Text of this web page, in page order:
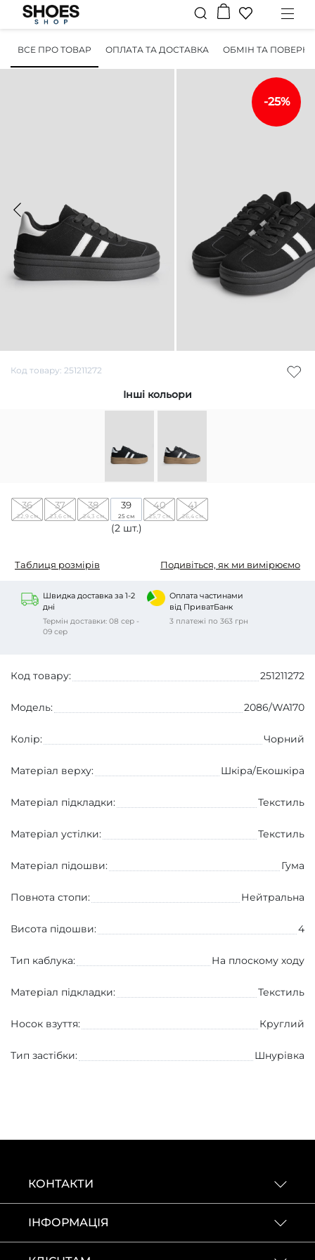
ВСЕ ПРО ТОВАР ОПЛАТА ТА ДОСТАВКА ОБМІН ТА
-25%
Код товару: 251211272
Інші кольори
36
22,9 см
37
23,6 см
38
24,3 см
39
25 см
(2 шт.)
40
25,7 см
41
26,4 см
Таблиця розмірів Подивіться, як ми вимірюємо
Швидка доставка за 1-2
дні
Термін доставки: 08 сер -
09 сер
Оплата частинами
від ПриватБанк
3 платежі по 363 грн
Код товару: 251211272
Модель: 2086/WA170
Колір: Чорний
Матеріал верху: Шкіра/Екошкіра
Матеріал підкладки: Текстиль
Матеріал устілки: Текстиль
Матеріал підошви: Гума
Повнота стопи: Нейтральна
Висота підошви: 4
Тип каблука: На плоскому ходу
Матеріал підкладки: Текстиль
Носок взуття: Круглий
Тип застібки: Шнурівка
КОНТАКТИ
ІНФОРМАЦІЯ